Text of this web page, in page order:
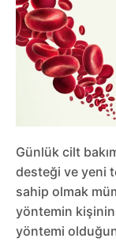
Günlük cilt
desteği ve yeni
sahip olmak
yöntemin kişinin
yöntemi